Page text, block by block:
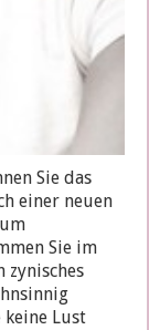
Sie das
einer neuen
Sie im
zynisches
keine Lust